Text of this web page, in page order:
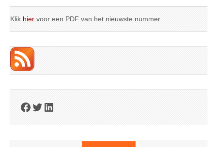
Klik hier voor een PDF van het nieuwste nummer
Facebook
Twitter
LinkedIn